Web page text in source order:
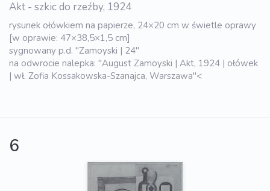
Akt - szkic do rzeźby, 1924
rysunek ołówkiem na papierze, 24×20 cm w świetle oprawy
[w oprawie: 47×38,5×1,5 cm]
sygnowany p.d. "Zamoyski | 24"
na odwrocie nalepka: "August Zamoyski | Akt, 1924 | ołówek
| wł. Zofia Kossakowska-Szanajca, Warszawa"<
6